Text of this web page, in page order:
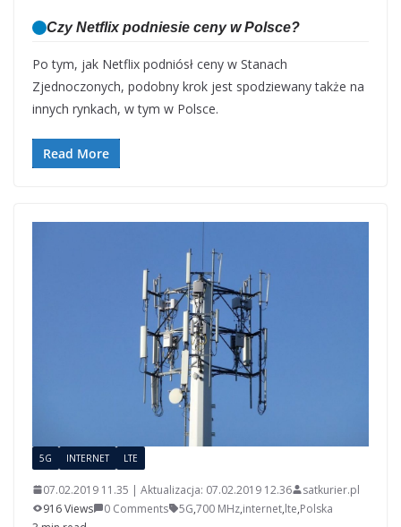
Czy Netflix podniesie ceny w Polsce?
Po tym, jak Netflix podniósł ceny w Stanach
Zjednoczonych, podobny krok jest spodziewany także na
innych rynkach, w tym w Polsce.
Read More
5G INTERNET LTE
07.02.2019 11.35 | Aktualizacja: 07.02.2019 12.36
satkurier.pl
916 Views
0 Comments 5G,700 MHz,internet,lte,Polska